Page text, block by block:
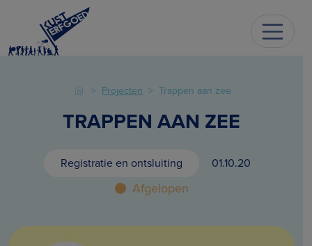
Projecten Trappen aan zee
TRAPPEN AAN ZEE
Registratie en ontsluiting 01.10.20
Afgelopen